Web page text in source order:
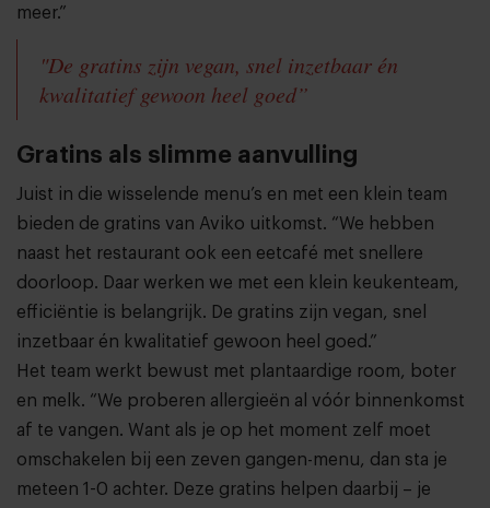
meer.”
"De gratins zijn vegan, snel inzetbaar én
kwalitatief gewoon heel goed”
Gratins als slimme aanvulling
Juist in die wisselende menu’s en met een klein team
bieden de gratins van Aviko uitkomst. “We hebben
naast het restaurant ook een eetcafé met snellere
doorloop. Daar werken we met een klein keukenteam,
efficiëntie is belangrijk. De gratins zijn vegan, snel
inzetbaar én kwalitatief gewoon heel goed.”
Het team werkt bewust met plantaardige room, boter
en melk. “We proberen allergieën al vóór binnenkomst
af te vangen. Want als je op het moment zelf moet
omschakelen bij een zeven gangen-menu, dan sta je
meteen 1-0 achter. Deze gratins helpen daarbij – je